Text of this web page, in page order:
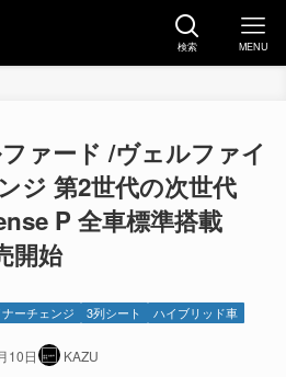
検索 MENU
ァード /ヴェルファイ
ジ 第2世代の次世代
P 全車標準搭載
開始
ーチェンジ 3列シート
ハイブリッド車
10日 KAZU